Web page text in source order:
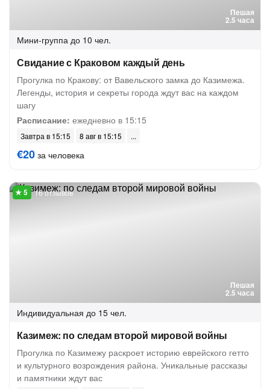
Пешая
2.5 часа
Мини-группа до 10 чел.
Свидание с Краковом каждый день
Прогулка по Кракову: от Вавельского замка до Казимежа.
Легенды, история и секреты города ждут вас на каждом
шагу
Расписание: ежедневно в 15:15
Завтра в 15:15 8 авг в 15:15
€20 за человека
Пешая
2.5 часа
16 отзывов
Индивидуальная до 15 чел.
Казимеж: по следам второй мировой войны
Прогулка по Казимежу раскроет историю еврейского гетто
и культурного возрождения района. Уникальные рассказы
и памятники ждут вас